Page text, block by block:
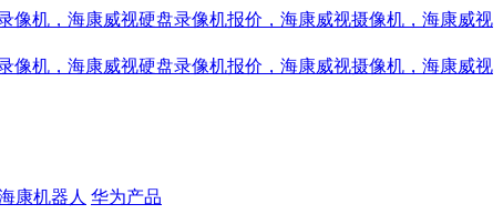
康机器人 华为产品